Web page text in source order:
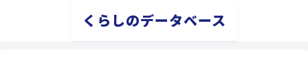
くらしのデータベース